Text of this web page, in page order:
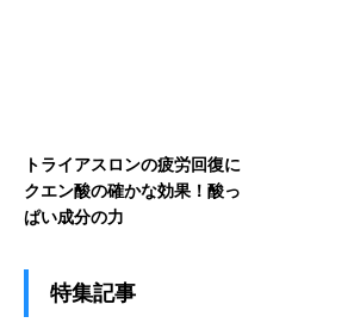
トライアスロンの疲労回復に
クエン酸の確かな効果！酸っ
ぱい成分の力
特集記事